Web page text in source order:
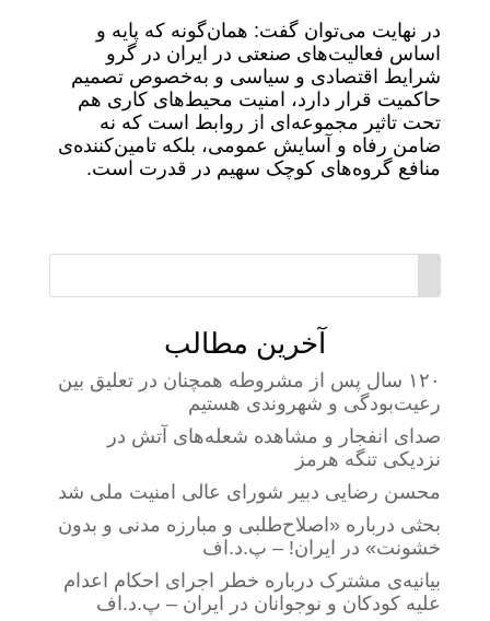
در نهایت می‌توان گفت: همان‌گونه که پایه و
اساس فعالیت‌های صنعتی در ایران در گرو
شرایط اقتصادی و سیاسی و به‌خصوص تصمیم
حاکمیت قرار دارد،‌ امنیت محیط‌های کاری هم
تحت تاثیر مجموعه‌ای از روابط است که نه
ضامن رفاه و آسایش عمومی، بلکه تامین‌کننده‌ی
منافع گروه‌های کوچک سهیم در قدرت است.
آخرین مطالب
۱۲۰ سال پس از مشروطه همچنان در تعلیق بین
رعیت‌بودگی و شهروندی هستیم
صدای انفجار و مشاهده شعله‌های آتش در
نزدیکی تنگه هرمز
محسن رضایی دبیر شورای عالی امنیت ملی شد
بحثی درباره «اصلاح‌طلبی و مبارزه مدنی و بدون
خشونت» در ایران! – پ.د.اف
بیانیه‌ی مشترک درباره خطر اجرای احکام اعدام
علیه کودکان و نوجوانان در ایران – پ.د.اف